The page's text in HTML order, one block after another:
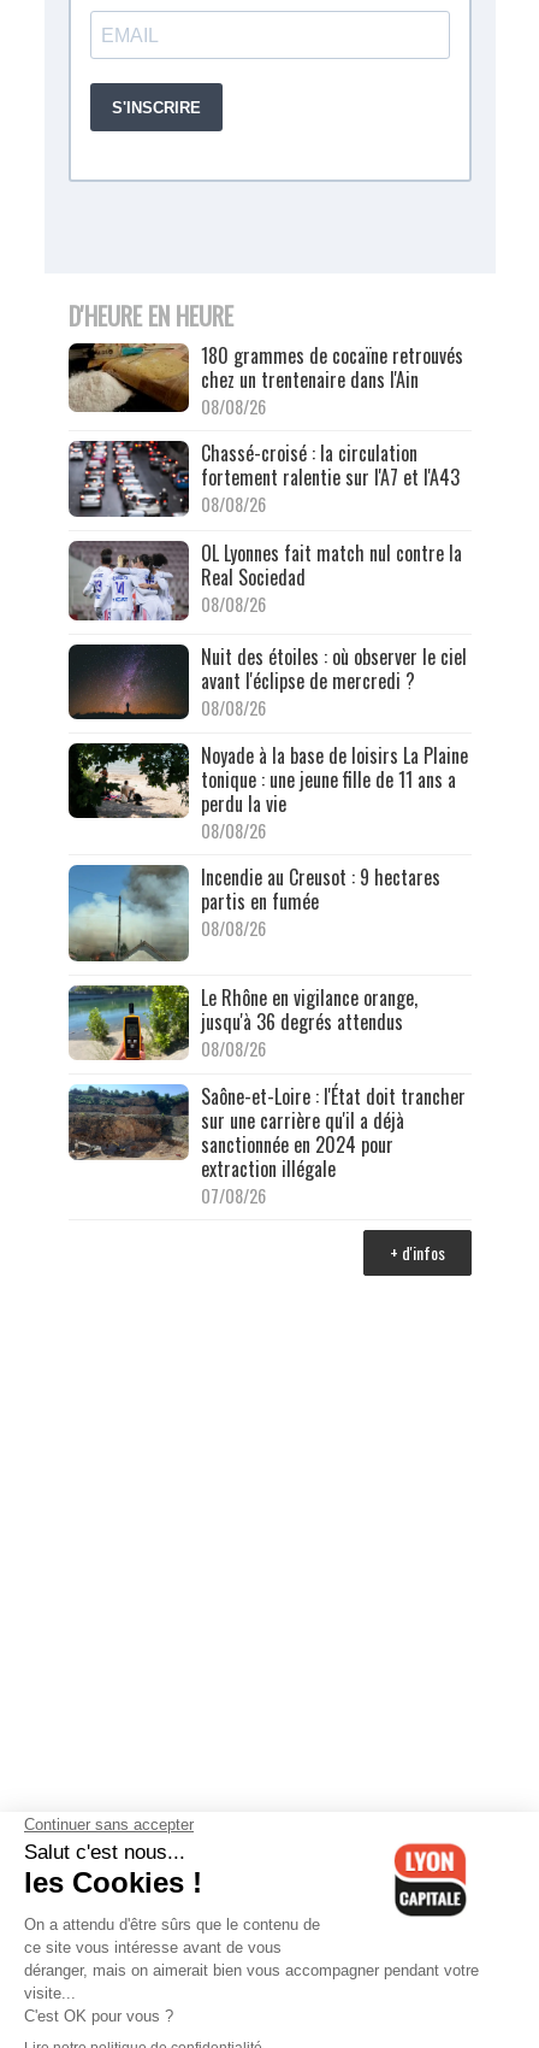
D'HEURE EN HEURE
180 grammes de cocaïne retrouvés
chez un trentenaire dans l'Ain
08/08/26
Chassé-croisé : la circulation
fortement ralentie sur l'A7 et l'A43
08/08/26
OL Lyonnes fait match nul contre la
Real Sociedad
08/08/26
Nuit des étoiles : où observer le ciel
avant l'éclipse de mercredi ?
08/08/26
Noyade à la base de loisirs La Plaine
tonique : une jeune fille de 11 ans a
perdu la vie
08/08/26
Incendie au Creusot : 9 hectares
partis en fumée
08/08/26
Le Rhône en vigilance orange,
jusqu'à 36 degrés attendus
08/08/26
Saône-et-Loire : l'État doit trancher
sur une carrière qu'il a déjà
sanctionnée en 2024 pour
extraction illégale
07/08/26
+ d'infos